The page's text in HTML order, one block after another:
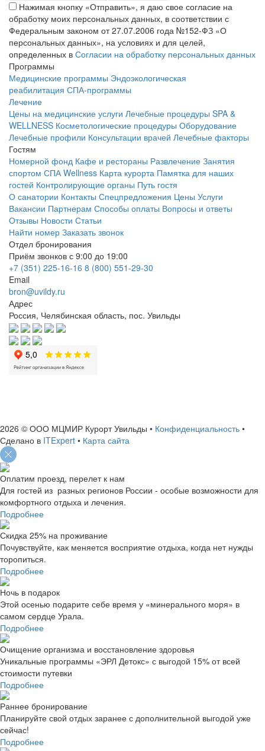
Нажимая кнопку «Отправить», я даю свое согласие на
обработку моих персональных данных, в соответствии с
Федеральным законом от 27.07.2006 года №152-ФЗ «О
персональных данных», на условиях и для целей,
определенных в Согласии на обработку персональных данных
Программы
Медицинские программы Эндоэкологическая
реабилитация СПА-программы
Лечение
Цены на медицинские услуги Лечебные процедуры SPA &
WELLNESS Косметологические процедуры Оборудование
Лечебные профили Консультации врачей Лечебные факторы
Гостям
Номерной фонд Кафе и рестораны Развлечение Занятия
спортом СПА Wellness Карта курорта Памятка для наших
гостей Контролирующие органы Путь гостя
О санатории Контакты Спецпредложения Цены Услуги
Вакансии Партнерам Способы оплаты Вопросы и ответы
Отзывы Новости Статьи
Найти номер Заказать звонок
Отдел бронирования
Приём звонков с 9:00 до 19:00
+7 (351) 225-16-16 8 (800) 551-29-30
Email
bron@uvildy.ru
Адрес
Россия, Челябинская область, пос. Увильды
2026 © ООО МЦМИР Курорт Увильды • Конфиденциальность •
Сделано в ITExpert • Карта сайта
Оплатим проезд, перелет к нам
Для гостей из разных регионов России - особые возможности для
комфортного отдыха и лечения.
Подробнее
Скидка 25% на проживание
Почувствуйте, как меняется восприятие отдыха, когда нет нужды
торопиться.
Подробнее
Ночь в подарок
Этой осенью подарите себе время у «минерального моря» в
самом сердце Урала.
Подробнее
Очищение организма и восстановление здоровья
Уникальные программы «ЭРЛ Детокс» с выгодой 15% от всей
стоимости путевки
Подробнее
Раннее бронирование
Планируйте свой отдых заранее с дополнительной выгодой уже
сейчас!
Подробнее